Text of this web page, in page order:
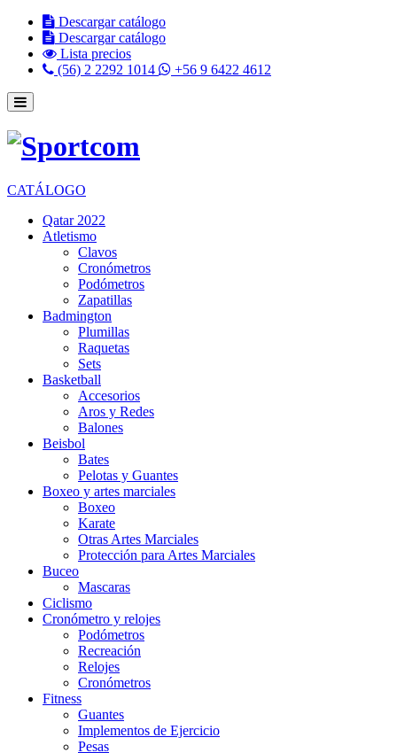
Descargar catálogo
Descargar catálogo
Lista precios
(56) 2 2292 1014
+56 9 6422 4612
CATÁLOGO
Qatar 2022
Atletismo
Clavos
Cronómetros
Podómetros
Zapatillas
Badmington
Plumillas
Raquetas
Sets
Basketball
Accesorios
Aros y Redes
Balones
Beisbol
Bates
Pelotas y Guantes
Boxeo y artes marciales
Boxeo
Karate
Otras Artes Marciales
Protección para Artes Marciales
Buceo
Mascaras
Ciclismo
Cronómetro y relojes
Podómetros
Recreación
Relojes
Cronómetros
Fitness
Guantes
Implementos de Ejercicio
Pesas